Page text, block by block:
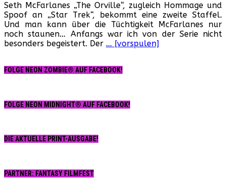
Orville
–
Eine
angenehme
Abwechslung
„Discovery“
Seth McFarlanes „The Orville“, zugleich Hommage und
Spoof an „Star Trek“, bekommt eine zweite Staffel.
Und man kann über die Tüchtigkeit McFarlanes nur
noch staunen… Anfangs war ich von der Serie nicht
besonders begeistert. Der … [vorspulen]
FOLGE NEON ZOMBIE® AUF FACEBOOK!
FOLGE NEON MIDNIGHT® AUF FACEBOOK!
DIE AKTUELLE PRINT-AUSGABE!
PARTNER: FANTASY FILMFEST